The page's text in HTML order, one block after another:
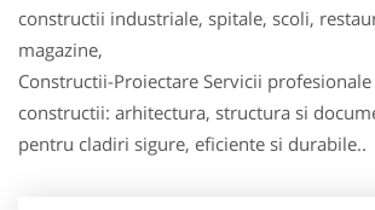
constructii industriale, spitale, scoli,
magazine,
Constructii-Proiectare Servicii
constructii: arhitectura, structura si
pentru cladiri sigure, eficiente si durabile..